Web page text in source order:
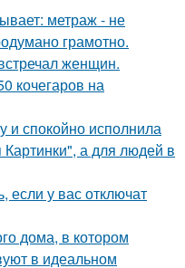
метраж - не
грамотно.
женщин.
кочегаров на
спокойно исполнила
Картинки", а для людей в
если у вас отключат
дома, в котором
в идеальном